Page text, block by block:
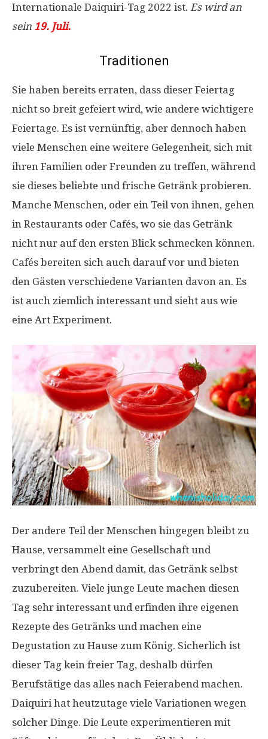
Internationale Daiquiri-Tag 2022 ist. Es wird an
sein 19. Juli.
Traditionen
Sie haben bereits erraten, dass dieser Feiertag
nicht so breit gefeiert wird, wie andere wichtigere
Feiertage. Es ist vernünftig, aber dennoch haben
viele Menschen eine weitere Gelegenheit, sich mit
ihren Familien oder Freunden zu treffen, während
sie dieses beliebte und frische Getränk probieren.
Manche Menschen, oder ein Teil von ihnen, gehen
in Restaurants oder Cafés, wo sie das Getränk
nicht nur auf den ersten Blick schmecken können.
Cafés bereiten sich auch darauf vor und bieten
den Gästen verschiedene Varianten davon an. Es
ist auch ziemlich interessant und sieht aus wie
eine Art Experiment.
Der andere Teil der Menschen hingegen bleibt zu
Hause, versammelt eine Gesellschaft und
verbringt den Abend damit, das Getränk selbst
zuzubereiten. Viele junge Leute machen diesen
Tag sehr interessant und erfinden ihre eigenen
Rezepte des Getränks und machen eine
Degustation zu Hause zum König. Sicherlich ist
dieser Tag kein freier Tag, deshalb dürfen
Berufstätige das alles nach Feierabend machen.
Daiquiri hat heutzutage viele Variationen wegen
solcher Dinge. Die Leute experimentieren mit